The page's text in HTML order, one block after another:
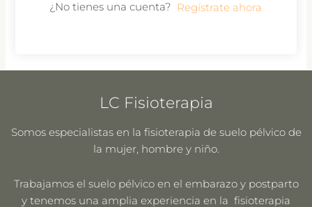
¿No tienes una cuenta? Regístrate ahora
LC Fisioterapia
Somos especialistas en la fisioterapia de suelo pélvico de
la mujer, hombre y niño.
Trabajamos el suelo pélvico en el embarazo y postparto
y tenemos una amplia experiencia en la fisioterapia